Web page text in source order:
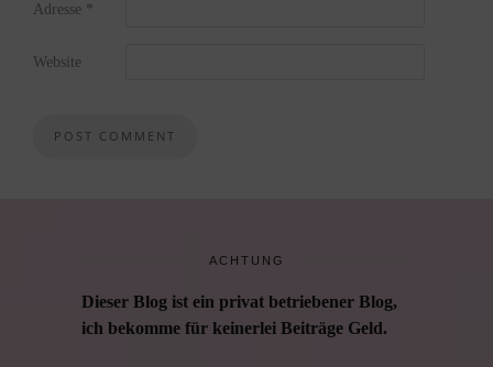
Adresse *
Website
ACHTUNG
Dieser Blog ist ein privat betriebener Blog,
ich bekomme für keinerlei Beiträge Geld.